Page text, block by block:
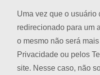
Uma vez que o usuário
redirecionado para um
o mesmo não será
Privacidade ou pelos
site. Nesse caso, não